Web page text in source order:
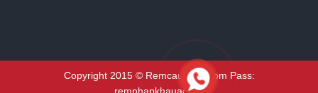
Copyright 2015 © Remcauvong.com Pass: